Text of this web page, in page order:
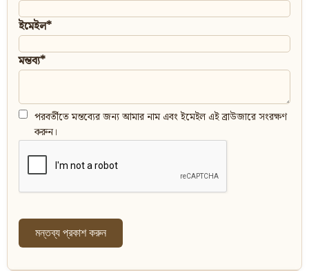
ইমেইল*
মন্তব্য*
পরবর্তীতে মন্তব্যের জন্য আমার নাম এবং ইমেইল এই ব্রাউজারে সংরক্ষণ
করুন।